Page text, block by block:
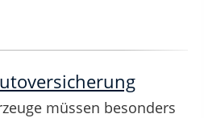
müssen besonders